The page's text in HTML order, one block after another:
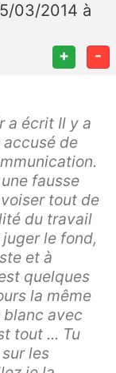
03/2014 à
+ -
a écrit Il y a
de
fausse
tout de
du travail
le fond,
et à
quelques
la même
avec
tout ... Tu
les